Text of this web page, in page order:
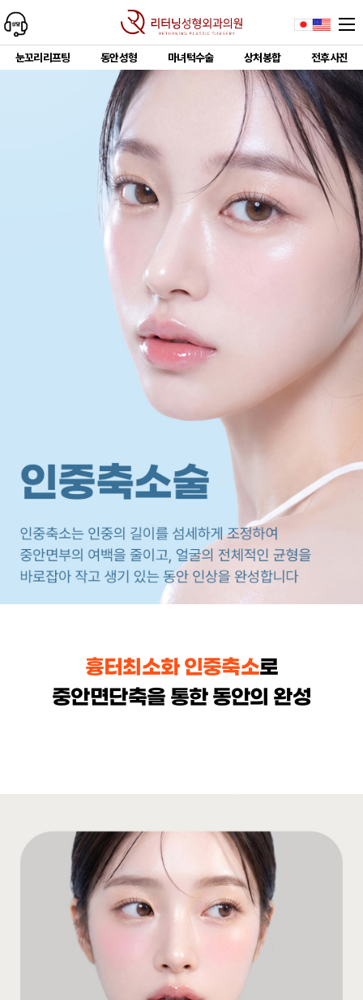
눈꼬리리프팅 동안성형 마녀턱수술 상처봉합 전후사진
흉터최소화 인중축소로
중안면단축을 통한 동안의 완성